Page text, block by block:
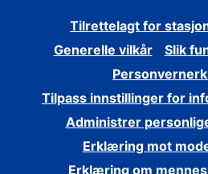
Tilrettelagt for
Generelle vilkår
Slik
Tilpass innstillinger for
Administrer
Erklæring mot
Erklæring om